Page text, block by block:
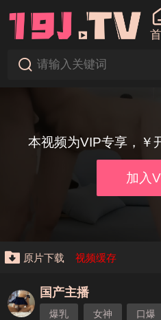
本视频为VIP专享，￥
加入
原片下载 视频缓存
国产主播
爆乳 女神 口爆